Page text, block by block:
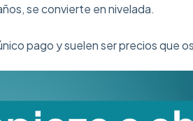
se convierte en nivelada.
pago y suelen ser precios que